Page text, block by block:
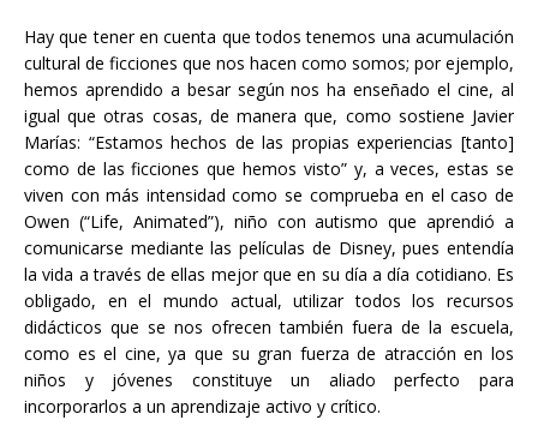
Hay que tener en cuenta que todos tenemos una acumulación
cultural de ficciones que nos hacen como somos; por ejemplo,
hemos aprendido a besar según nos ha enseñado el cine, al
igual que otras cosas, de manera que, como sostiene Javier
Marías: “Estamos hechos de las propias experiencias [tanto]
como de las ficciones que hemos visto” y, a veces, estas se
viven con más intensidad como se comprueba en el caso de
Owen (“Life, Animated”), niño con autismo que aprendió a
comunicarse mediante las películas de Disney, pues entendía
la vida a través de ellas mejor que en su día a día cotidiano. Es
obligado, en el mundo actual, utilizar todos los recursos
didácticos que se nos ofrecen también fuera de la escuela,
como es el cine, ya que su gran fuerza de atracción en los
niños y jóvenes constituye un aliado perfecto para
incorporarlos a un aprendizaje activo y crítico.